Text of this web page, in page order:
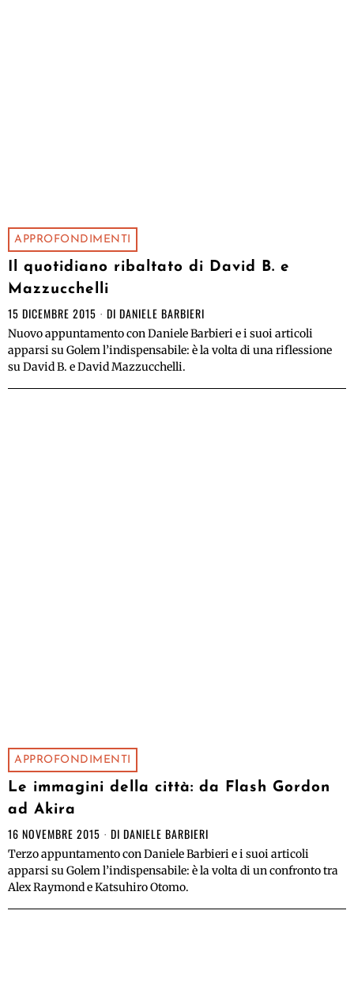
APPROFONDIMENTI
Il quotidiano ribaltato di David B. e
Mazzucchelli
15 DICEMBRE 2015 DI DANIELE BARBIERI
Nuovo appuntamento con Daniele Barbieri e i suoi articoli
apparsi su Golem l’indispensabile: è la volta di una riflessione
su David B. e David Mazzucchelli.
APPROFONDIMENTI
Le immagini della città: da Flash Gordon
ad Akira
16 NOVEMBRE 2015 DI DANIELE BARBIERI
Terzo appuntamento con Daniele Barbieri e i suoi articoli
apparsi su Golem l’indispensabile: è la volta di un confronto tra
Alex Raymond e Katsuhiro Otomo.